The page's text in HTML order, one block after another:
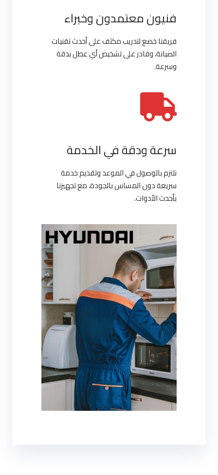
فنيون معتمدون وخبراء
فريقنا خضع لتدريب مكثف على أحدث تقنيات
الصيانة، وقادر على تشخيص أي عطل بدقة
وسرعة.
سرعة ودقة في الخدمة
نلتزم بالوصول في الموعد وتقديم خدمة
سريعة دون المساس بالجودة، مع تجهيزنا
بأحدث الأدوات.